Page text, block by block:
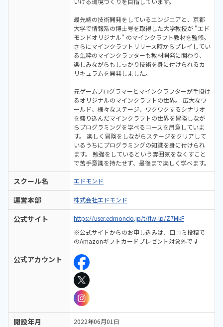
最先端の技術開発をしているエンジニアと、京都
大学で情報系の博士号を取得した大学教授が "エド
モンドオリジナル" のマインクラフト教材を監修。
さらにマインクラフトリリース時からプレイしてい
る生粋のマインクラフターも教材開発に関わり、
楽しみながらもしっかり技術を身に付けられるカ
リキュラムを開発しました。
元ゲームプログラマーとマインクラフターが手掛け
るオリジナルのマインクラフトの世界。 広大なワ
ールド、様々なステージ、ワクワクするシナリオ
を盛り込んだマインクラフトの世界を冒険しなが
らプログラミングを学べるコースを用意していま
す。 楽しく冒険をしながらステージをクリアして
いるうちにプログラミングの知識を身に付けられ
ます。 勉強をしているという雰囲気をなくすこと
で苦手意識を持たせず、最後まで楽しく学べます。
スクール名 エドモンド
運営本部 株式会社エドモンド
公式サイト
https://user.edmondo.jp/t/flw-lp/Z7MkF
※公式サイトからのお申し込みは、口コミ投稿で
のAmazonギフトカードプレゼント対象外です
公式アカウント
開設年月 2022年06月01日